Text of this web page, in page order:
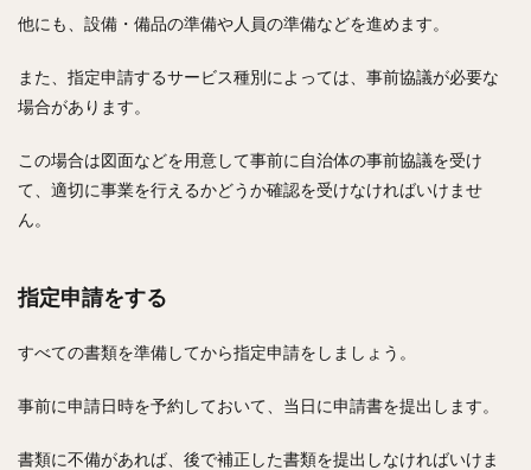
他にも、設備・備品の準備や人員の準備などを進めます。
また、指定申請するサービス種別によっては、事前協議が必要な
場合があります。
この場合は図面などを用意して事前に自治体の事前協議を受け
て、適切に事業を行えるかどうか確認を受けなければいけませ
ん。
指定申請をする
すべての書類を準備してから指定申請をしましょう。
事前に申請日時を予約しておいて、当日に申請書を提出します。
書類に不備があれば、後で補正した書類を提出しなければいけま